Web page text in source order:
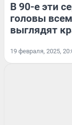
В 90-е эти
головы
выглядят
19 февраля, 2025,